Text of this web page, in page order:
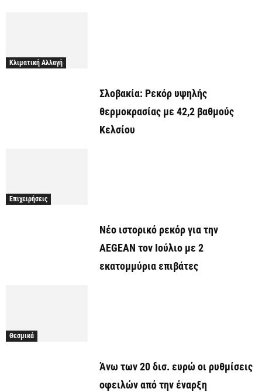
Κλιματική Αλλαγή
Σλοβακία: Ρεκόρ υψηλής
θερμοκρασίας με 42,2 βαθμούς
Κελσίου
Επιχειρήσεις
Νέο ιστορικό ρεκόρ για την
AEGEAN τον Ιούλιο με 2
εκατομμύρια επιβάτες
Θεσμικά
Άνω των 20 δισ. ευρώ οι ρυθμίσεις
οφειλών από την έναρξη